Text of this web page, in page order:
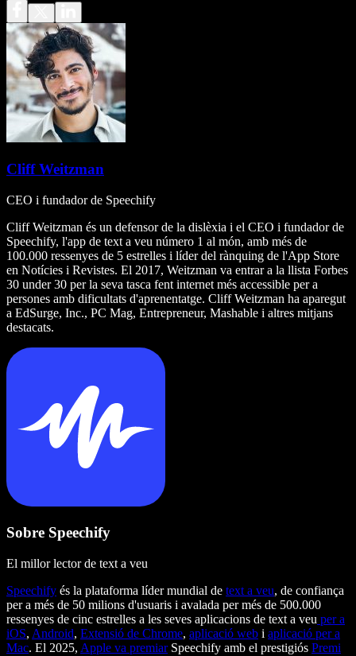
Cliff Weitzman
CEO i fundador de Speechify
Cliff Weitzman és un defensor de la dislèxia i el CEO i fundador de
Speechify, l'app de text a veu número 1 al món, amb més de
100.000 ressenyes de 5 estrelles i líder del rànquing de l'App Store
en Notícies i Revistes. El 2017, Weitzman va entrar a la llista Forbes
30 under 30 per la seva tasca fent internet més accessible per a
persones amb dificultats d'aprenentatge. Cliff Weitzman ha aparegut
a EdSurge, Inc., PC Mag, Entrepreneur, Mashable i altres mitjans
destacats.
Sobre Speechify
El millor lector de text a veu
Speechify és la plataforma líder mundial de text a veu, de confiança
per a més de 50 milions d'usuaris i avalada per més de 500.000
ressenyes de cinc estrelles a les seves aplicacions de text a veu per a
iOS, Android, Extensió de Chrome, aplicació web i aplicació per a
Mac. El 2025, Apple va premiarSpeechify amb el prestigiós Premi